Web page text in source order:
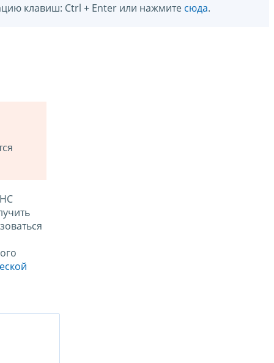
клавиш: Ctrl + Enter или нажмите сюда.